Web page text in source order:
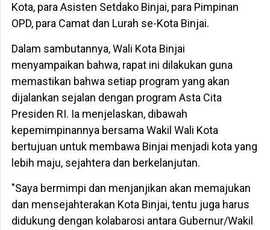
Kota, para Asisten Setdako Binjai, para Pimpinan
OPD, para Camat dan Lurah se-Kota Binjai.
Dalam sambutannya, Wali Kota Binjai
menyampaikan bahwa, rapat ini dilakukan guna
memastikan bahwa setiap program yang akan
dijalankan sejalan dengan program Asta Cita
Presiden RI. Ia menjelaskan, dibawah
kepemimpinannya bersama Wakil Wali Kota
bertujuan untuk membawa Binjai menjadi kota yang
lebih maju, sejahtera dan berkelanjutan.
"Saya bermimpi dan menjanjikan akan memajukan
dan mensejahterakan Kota Binjai, tentu juga harus
didukung dengan kolabarosi antara Gubernur/Wakil